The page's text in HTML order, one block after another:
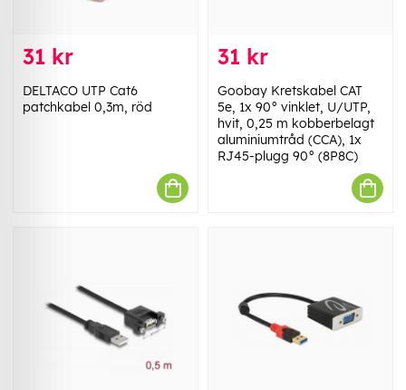
31 kr
DELTACO UTP Cat6
patchkabel 0,3m, röd
31 kr
Goobay Kretskabel CAT
5e, 1x 90° vinklet, U/UTP,
hvit, 0,25 m kobberbelagt
aluminiumtråd (CCA), 1x
RJ45-plugg 90° (8P8C)